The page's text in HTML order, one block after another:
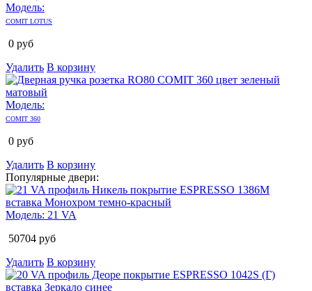
Модель:
COMIT LOTUS
0 руб
Удалить В корзину
Модель:
COMIT 360
0 руб
Удалить В корзину
Популярные двери:
Модель: 21 VA
50704 руб
Удалить В корзину